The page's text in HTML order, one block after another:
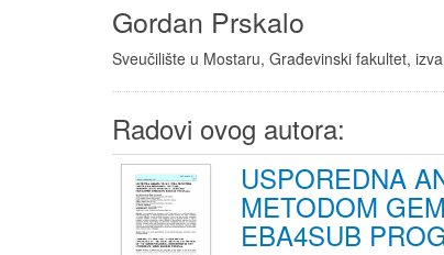
Gordan Prskalo
Sveučilište u Mostaru, Građevinski fakultet,
Radovi ovog autora:
USPOREDNA
METODOM
EBA4SUB